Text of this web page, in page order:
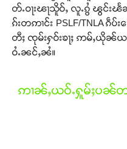
တ်ႉဝႃးၽႃသိူဝ်ႇ လူႉၵွႆ ၽွင်း
ၵ်းတဢၢင်း PSLF/TNLA ၵဵ
တီႈ ၸုမ်းႁဝ်းၶႃႈ ဢမ်ႇယိုၼ်ယ
ဝႆႉၼင်ႇၼႆ။
ဢၢၼ်ႇယဝ်ႉႁူမ်ႈပၼ်